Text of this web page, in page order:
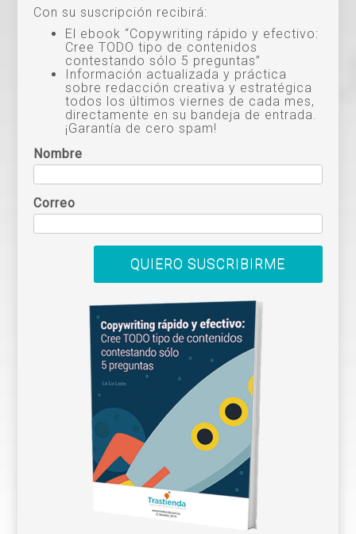
Con su suscripción recibirá:
El ebook “Copywriting rápido y efectivo:
Cree TODO tipo de contenidos
contestando sólo 5 preguntas”
Información actualizada y práctica
sobre redacción creativa y estratégica
todos los últimos viernes de cada mes,
directamente en su bandeja de entrada.
¡Garantía de cero spam!
Nombre
Correo